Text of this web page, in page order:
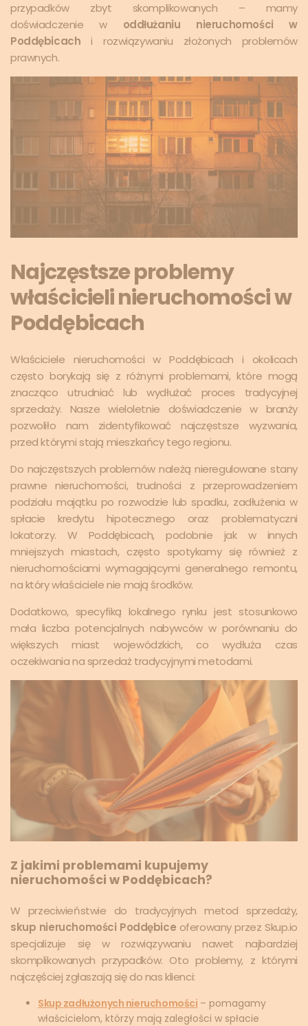
przypadków zbyt skomplikowanych – mamy
doświadczenie w oddłużaniu nieruchomości w
Poddębicach i rozwiązywaniu złożonych problemów
prawnych.
Najczęstsze problemy
właścicieli nieruchomości w
Poddębicach
Właściciele nieruchomości w Poddębicach i okolicach
często borykają się z różnymi problemami, które mogą
znacząco utrudniać lub wydłużać proces tradycyjnej
sprzedaży. Nasze wieloletnie doświadczenie w branży
pozwoliło nam zidentyfikować najczęstsze wyzwania,
przed którymi stają mieszkańcy tego regionu.
Do najczęstszych problemów należą nieregulowane stany
prawne nieruchomości, trudności z przeprowadzeniem
podziału majątku po rozwodzie lub spadku, zadłużenia w
spłacie kredytu hipotecznego oraz problematyczni
lokatorzy. W Poddębicach, podobnie jak w innych
mniejszych miastach, często spotykamy się również z
nieruchomościami wymagającymi generalnego remontu,
na który właściciele nie mają środków.
Dodatkowo, specyfiką lokalnego rynku jest stosunkowo
mała liczba potencjalnych nabywców w porównaniu do
większych miast wojewódzkich, co wydłuża czas
oczekiwania na sprzedaż tradycyjnymi metodami.
Z jakimi problemami kupujemy
nieruchomości w Poddębicach?
W przeciwieństwie do tradycyjnych metod sprzedaży,
skup nieruchomości Poddębice oferowany przez Skup.io
specjalizuje się w rozwiązywaniu nawet najbardziej
skomplikowanych przypadków. Oto problemy, z którymi
najczęściej zgłaszają się do nas klienci:
Skup zadłużonych nieruchomości – pomagamy
właścicielom, którzy mają zaległości w spłacie